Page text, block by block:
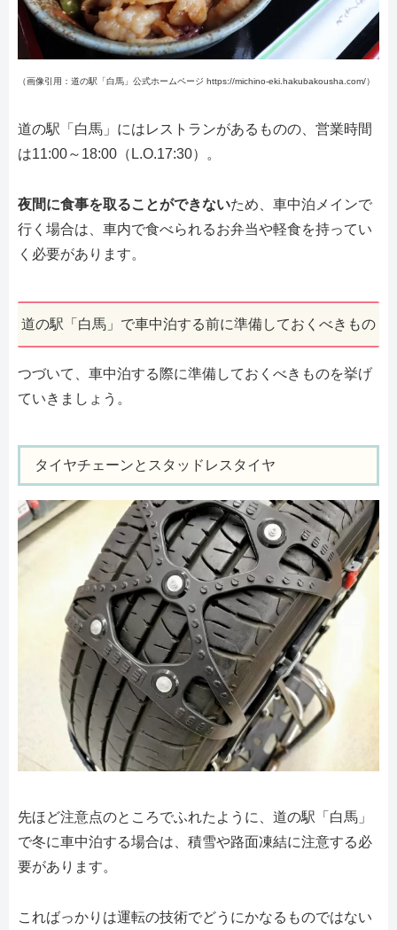
（画像引用：道の駅「白馬」公式ホームページ https://michino-eki.hakubakousha.com/）
道の駅「白馬」にはレストランがあるものの、営業時間
は11:00～18:00（L.O.17:30）。
夜間に食事を取ることができないため、車中泊メインで
行く場合は、車内で食べられるお弁当や軽食を持ってい
く必要があります。
道の駅「白馬」で車中泊する前に準備しておくべきもの
つづいて、車中泊する際に準備しておくべきものを挙げ
ていきましょう。
タイヤチェーンとスタッドレスタイヤ
先ほど注意点のところでふれたように、道の駅「白馬」
で冬に車中泊する場合は、積雪や路面凍結に注意する必
要があります。
こればっかりは運転の技術でどうにかなるものではない